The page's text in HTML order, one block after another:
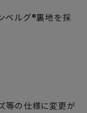
ベルグ®裏地を採
等の仕様に変更が